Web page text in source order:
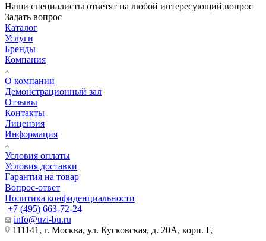
Наши специалисты ответят на любой интересующий вопрос
Задать вопрос
Каталог
Услуги
Бренды
Компания
О компании
Демонстрационный зал
Отзывы
Контакты
Лицензия
Информация
Условия оплаты
Условия доставки
Гарантия на товар
Вопрос-ответ
Политика конфиденциальности
+7 (495) 663-72-24
info@uzi-bu.ru
111141, г. Москва, ул. Кусковская, д. 20А, корп. Г,